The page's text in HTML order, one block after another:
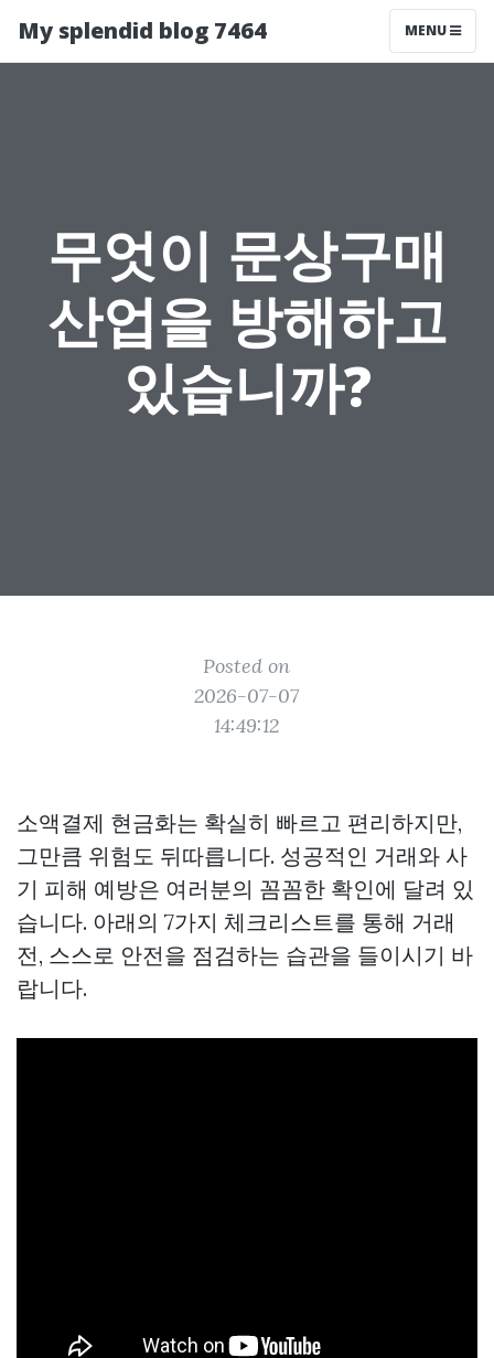
My splendid blog 7464 MENU
무엇이 문상구매
산업을 방해하고
있습니까?
Posted on
2026-07-07
14:49:12
소액결제 현금화는 확실히 빠르고 편리하지만,
그만큼 위험도 뒤따릅니다. 성공적인 거래와 사
기 피해 예방은 여러분의 꼼꼼한 확인에 달려 있
습니다. 아래의 7가지 체크리스트를 통해 거래
전, 스스로 안전을 점검하는 습관을 들이시기 바
랍니다.